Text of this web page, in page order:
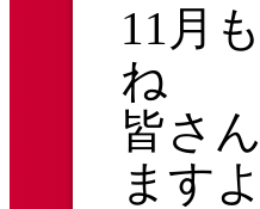
11月
ね
皆さ
ます